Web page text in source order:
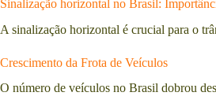
Sinalização horizontal no Brasil:
A sinalização horizontal é crucial para o
Crescimento da Frota de Veículos
O número de veículos no Brasil dobrou